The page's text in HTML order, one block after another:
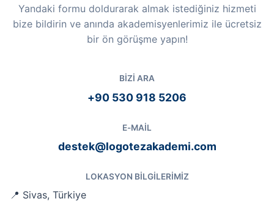
Yandaki formu doldurarak almak istediğiniz hizmeti
bize bildirin ve anında akademisyenlerimiz ile ücretsiz
bir ön görüşme yapın!
BIZI ARA
+90 530 918 5206
E-MAIL
destek@logotezakademi.com
LOKASYON BILGILERIMIZ
📍 Sivas, Türkiye